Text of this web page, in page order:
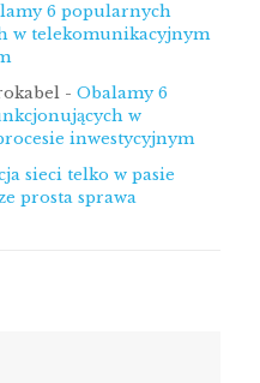
6 popularnych
w telekomunikacyjnym
- Obalamy 6
w
inwestycyjnym
sieci telko w pasie
prosta sprawa